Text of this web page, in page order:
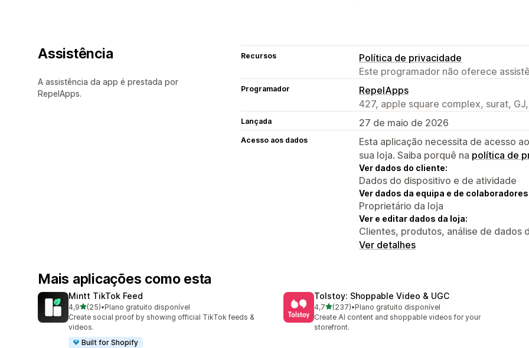
Assistência
A assistência da app é prestada por
RepelApps.
Recursos
Política de privacidade
Este programador não oferece
Programador
RepelApps
427, apple square complex, surat,
Lançada 27 de maio de 2026
Acesso aos dados
Esta aplicação necessita de acesso
sua loja. Saiba porquê na política de
Ver dados do cliente:
Dados do dispositivo e de atividade
Ver dados da equipa e de
Proprietário da loja
Ver e editar dados da loja:
Clientes, produtos, análise de dados
Ver detalhes
Mais aplicações como esta
Mintt TikTok Feed
4,9de 5 estrelas
(25)
25 total de avaliações
•Plano gratuito disponível
Create social proof by showing official TikTok feeds &
videos.
Built for Shopify
Tolstoy: Shoppable Video & UGC
4,7de 5 estrelas
(237)
237 total de avaliações
•Plano gratuito disponível
Create AI content and shoppable videos for your
storefront.